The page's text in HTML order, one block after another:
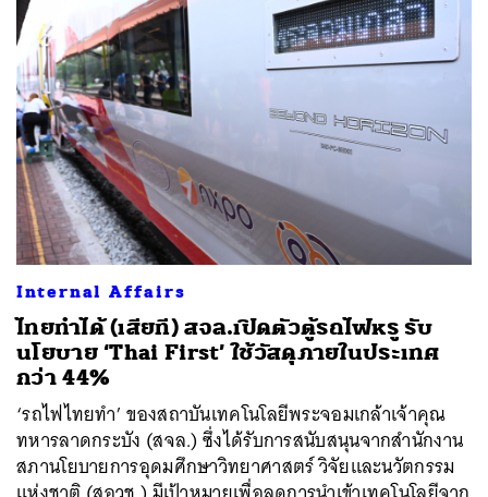
Internal Affairs
ไทยทำได้ (เสียที) สจล.เปิดตัวตู้รถไฟหรู รับ
นโยบาย ‘Thai First’ ใช้วัสดุภายในประเทศ
กว่า 44%
‘รถไฟไทยทำ’ ของสถาบันเทคโนโลยีพระจอมเกล้าเจ้าคุณ
ทหารลาดกระบัง (สจล.) ซึ่งได้รับการสนับสนุนจากสำนักงาน
สภานโยบายการอุดมศึกษาวิทยาศาสตร์ วิจัยและนวัตกรรม